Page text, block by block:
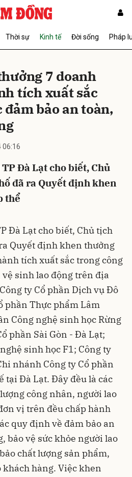
Thời sự Kinh tế Đời sống Pháp
7 doanh
tích xuất sắc
bảo an toàn,
Đà Lạt cho biết, Chủ
đã ra Quyết định khen
thể
Đà Lạt cho biết, Chủ tịch
Quyết định khen thưởng
tích xuất sắc trong công
sinh lao động trên địa
ty Cổ phần Dịch vụ Đô
phần Thực phẩm Lâm
Công nghệ sinh học Rừng
phần Sài Gòn - Đà Lạt;
sinh học F1; Công ty
nhánh Công ty Cổ phần
tại Đà Lạt. Đây đều là các
công nhân, người lao
vị trên đều chấp hành
quy định về đảm bảo an
bảo vệ sức khỏe người lao
chất lượng sản phẩm,
khách hàng. Việc khen